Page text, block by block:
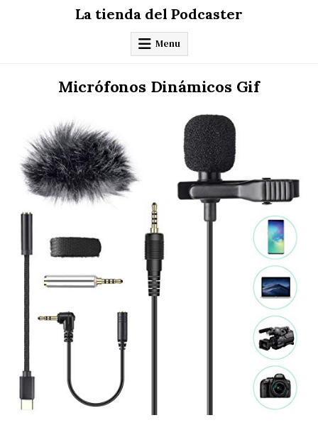
La tienda del Podcaster
Menu
Micrófonos Dinámicos Gif